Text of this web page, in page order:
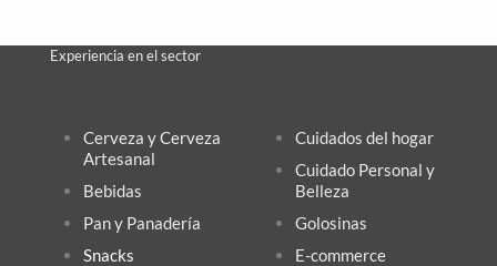
Experiencia en el sector
Cerveza y Cerveza
Artesanal
Bebidas
Pan y Panadería
Snacks
Cuidados del hogar
Cuidado Personal y
Belleza
Golosinas
E-commerce